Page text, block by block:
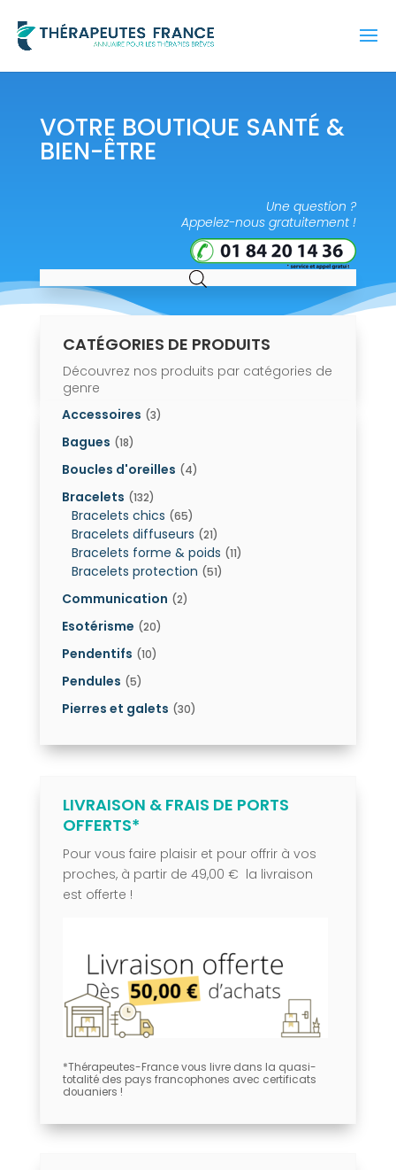
VOTRE BOUTIQUE SANTÉ &
BIEN-ÊTRE
Une question ?
Appelez-nous gratuitement !
CATÉGORIES DE PRODUITS
Découvrez nos produits par catégories de
genre
Accessoires (3)
Bagues (18)
Boucles d'oreilles (4)
Bracelets (132)
Bracelets chics (65)
Bracelets diffuseurs (21)
Bracelets forme & poids (11)
Bracelets protection (51)
Communication (2)
Esotérisme (20)
Pendentifs (10)
Pendules (5)
Pierres et galets (30)
LIVRAISON & FRAIS DE PORTS
OFFERTS*
Pour vous faire plaisir et pour offrir à vos
proches, à partir de 49,00 € la livraison
est offerte !
*Thérapeutes-France vous livre dans la quasi-
totalité des pays francophones avec certificats
douaniers !